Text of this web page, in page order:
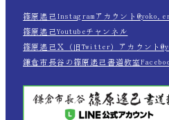
篠原遙己Instagramアカウント
篠原遙己Youtubeチャンネル
篠原遙己Ｘ（旧Twitter）アカウント
鎌倉市長谷の篠原遙己書道教室